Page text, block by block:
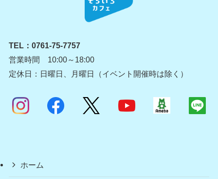
TEL： 0761-75-7757
営業時間 10:00～18:00
定休日：日曜日、月曜日（イベント開催時は除く）
ホーム